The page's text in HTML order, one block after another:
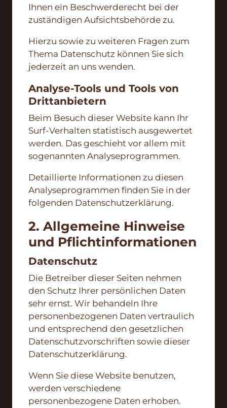
Ihnen ein Beschwerderecht bei der
zuständigen Aufsichtsbehörde zu.
Hierzu sowie zu weiteren Fragen zum
Thema Datenschutz können Sie sich
jederzeit an uns wenden.
Analyse-Tools und Tools von
Dritt­anbietern
Beim Besuch dieser Website kann Ihr
Surf-Verhalten statistisch ausgewertet
werden. Das geschieht vor allem mit
sogenannten Analyseprogrammen.
Detaillierte Informationen zu diesen
Analyseprogrammen finden Sie in der
folgenden Datenschutzerklärung.
2. Allgemeine Hinweise
und Pflicht­informationen
Datenschutz
Die Betreiber dieser Seiten nehmen
den Schutz Ihrer persönlichen Daten
sehr ernst. Wir behandeln Ihre
personenbezogenen Daten vertraulich
und entsprechend den gesetzlichen
Datenschutzvorschriften sowie dieser
Datenschutzerklärung.
Wenn Sie diese Website benutzen,
werden verschiedene
personenbezogene Daten erhoben.